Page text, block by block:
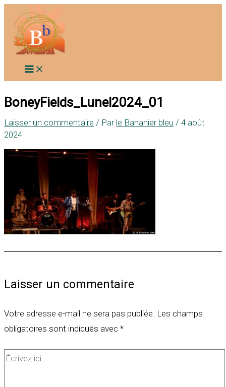
contenu
BoneyFields_Lunel2024_01
Laisser un commentaire / Par le Bananier bleu / 4 août
2024
Laisser un commentaire
Votre adresse e-mail ne sera pas publiée. Les champs
obligatoires sont indiqués avec *
Écrivez